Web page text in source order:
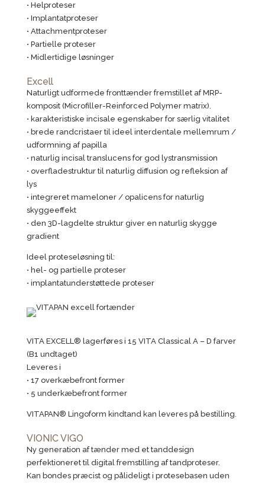
• Helproteser
• Implantatproteser
• Attachmentproteser
• Partielle proteser
• Midlertidige løsninger
Excell
Naturligt udformede fronttænder fremstillet af MRP-
komposit (Microfiller-Reinforced Polymer matrix).
• karakteristiske incisale egenskaber for særlig vitalitet
• brede randcristaer til ideel interdentale mellemrum /
udformning af papilla
• naturlig incisal translucens for god lystransmission
• overfladestruktur til naturlig diffusion og refleksion af
lys
• integreret mameloner / opalicens for naturlig
skyggeeffekt
• den 3D-lagdelte struktur giver en naturlig skygge
gradient
Ideel proteseløsning til:
• hel- og partielle proteser
• implantatunderstøttede proteser
VITA EXCELL® lagerføres i 15 VITA Classical A – D farver
(B1 undtaget)
Leveres i
• 17 overkæbefront former
• 5 underkæbefront former
VITAPAN® Lingoform kindtand kan leveres på bestilling.
VIONIC VIGO
Ny generation af tænder med et tanddesign
perfektioneret til digital fremstilling af tandproteser.
Kan bondes præcist og pålideligt i protesebasen uden